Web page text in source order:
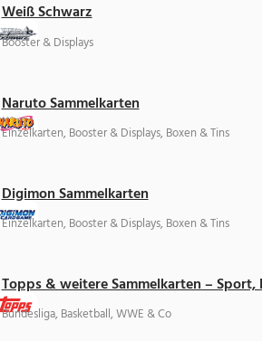
Weiß Schwarz
Booster & Displays
Naruto Sammelkarten
Einzelkarten, Booster & Displays, Boxen & Tins
Digimon Sammelkarten
Einzelkarten, Booster & Displays, Boxen & Tins
Topps & weitere Sammelkarten –
Bundesliga, Basketball, WWE & Co